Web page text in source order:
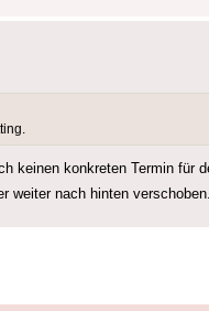
keinen konkreten Termin
weiter nach hinten